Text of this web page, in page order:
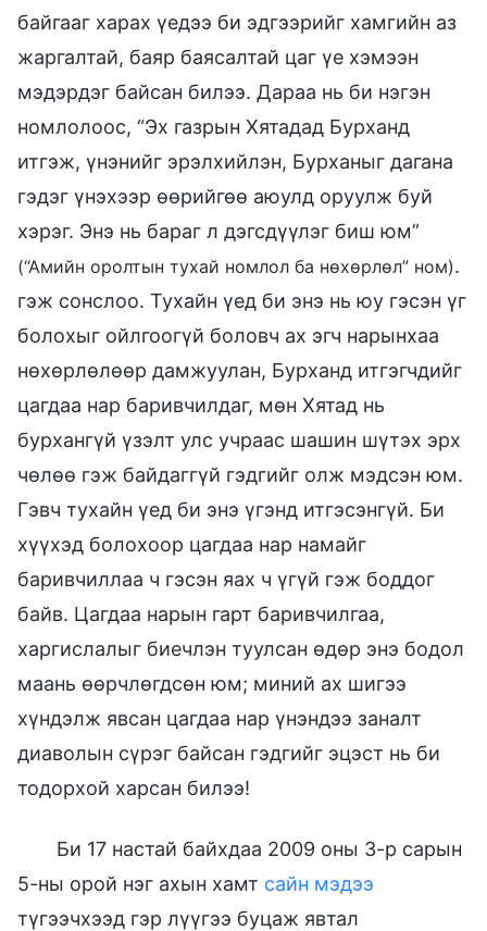
байгааг харах үедээ би эдгээрийг хамгийн аз
жаргалтай, баяр баясалтай цаг үе хэмээн
мэдэрдэг байсан билээ. Дараа нь би нэгэн
номлолоос, “Эх газрын Хятадад Бурханд
итгэж, үнэнийг эрэлхийлэн, Бурханыг дагана
гэдэг үнэхээр өөрийгөө аюулд оруулж буй
хэрэг. Энэ нь бараг л дэгсдүүлэг биш юм”
(“Амийн оролтын тухай номлол ба нөхөрлөл” ном).
гэж сонслоо. Тухайн үед би энэ нь юу гэсэн үг
болохыг ойлгоогүй боловч ах эгч нарынхаа
нөхөрлөлөөр дамжуулан, Бурханд итгэгчдийг
цагдаа нар баривчилдаг, мөн Хятад нь
бурхангүй үзэлт улс учраас шашин шүтэх эрх
чөлөө гэж байдаггүй гэдгийг олж мэдсэн юм.
Гэвч тухайн үед би энэ үгэнд итгэсэнгүй. Би
хүүхэд болохоор цагдаа нар намайг
баривчиллаа ч гэсэн яах ч үгүй гэж боддог
байв. Цагдаа нарын гарт баривчилгаа,
харгислалыг биечлэн туулсан өдөр энэ бодол
маань өөрчлөгдсөн юм; миний ах шигээ
хүндэлж явсан цагдаа нар үнэндээ заналт
диаволын сүрэг байсан гэдгийг эцэст нь би
тодорхой харсан билээ!
Би 17 настай байхдаа 2009 оны 3-р сарын
5-ны орой нэг ахын хамт сайн мэдээ
түгээчхээд гэр лүүгээ буцаж явтал